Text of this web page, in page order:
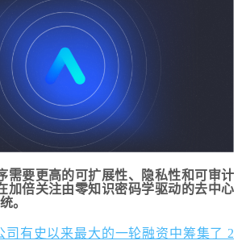
需要更高的可扩展性、隐私性和可审计
加倍关注由零知识密码学驱动的去中心
。
司有史以来最大的一轮融资中筹集了 2